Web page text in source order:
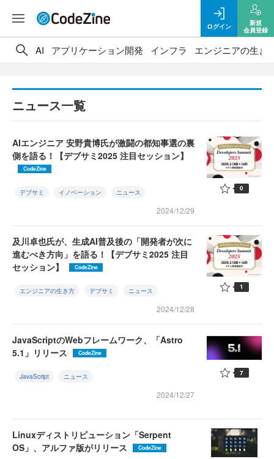
ログイン
新規
会員登録
AI アプリケーション開発 インフラ エンジニアの生き
ニュース一覧
AIエンジニア 安野貴博氏が激闘の都知事選の裏
側を語る！【デブサミ2025 注目セッション】
CodeZine
デブサミ イノベーション ニュース
2024/12/29
0
及川卓也氏が、生成AI普及後の「開発者が次に
進むべき方向」を語る！【デブサミ2025 注目
セッション】
CodeZine
エンジニアの生き方 デブサミ ニュース
2024/12/28
1
JavaScriptのWebフレームワーク、「Astro
5.1」リリース
CodeZine
JavaScript ニュース
2024/12/27
7
Linuxディストリビューション「Serpent
OS」、アルファ版がリリース
CodeZine